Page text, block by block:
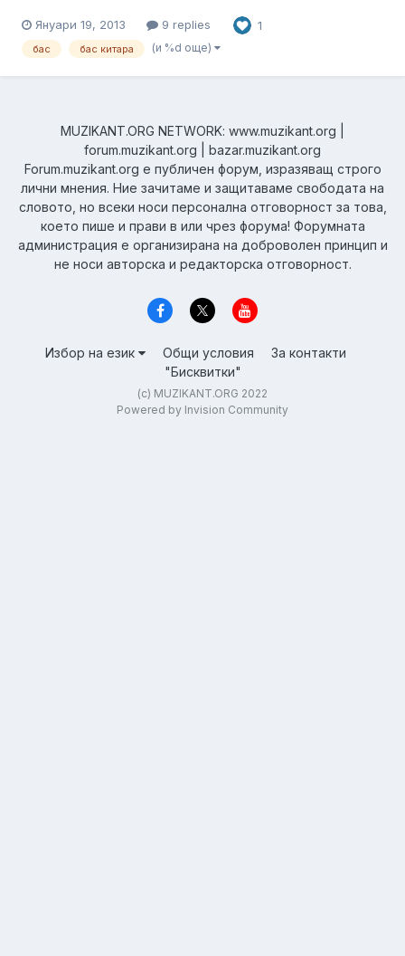
басисти са Wizziak (Keep of Kalessin), Lord Sargofagian
(Behexen) и Dan Kenny (Suicide Silence. Той ме вдъхнови да
Януари 19, 2013 9 replies 1
бас бас китара (и %d още)
MUZIKANT.ORG NETWORK: www.muzikant.org |
forum.muzikant.org | bazar.muzikant.org
Forum.muzikant.org е публичен форум, изразяващ строго
лични мнения. Ние зачитаме и защитаваме свободата на
словото, но всеки носи персонална отговорност за това,
което пише и прави в или чрез форума! Форумната
администрация е организирана на доброволен принцип и
не носи авторска и редакторска отговорност.
Избор на език Общи условия
За контакти
"Бисквитки"
(c) MUZIKANT.ORG 2022
Powered by Invision Community